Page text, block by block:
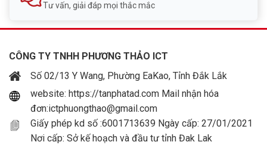
Tư vấn, giải đáp mọi thắc mắc
CÔNG TY TNHH PHƯƠNG THẢO ICT
Số 02/13 Y Wang, Phường EaKao, Tỉnh Đắk Lắk
website: https://tanphatad.com Mail nhận hóa
đơn:ictphuongthao@gmail.com
Giấy phép kd số :6001713639 Ngày cấp: 27/01/2021
Nơi cấp: Sở kế hoạch và đầu tư tỉnh Đak Lak